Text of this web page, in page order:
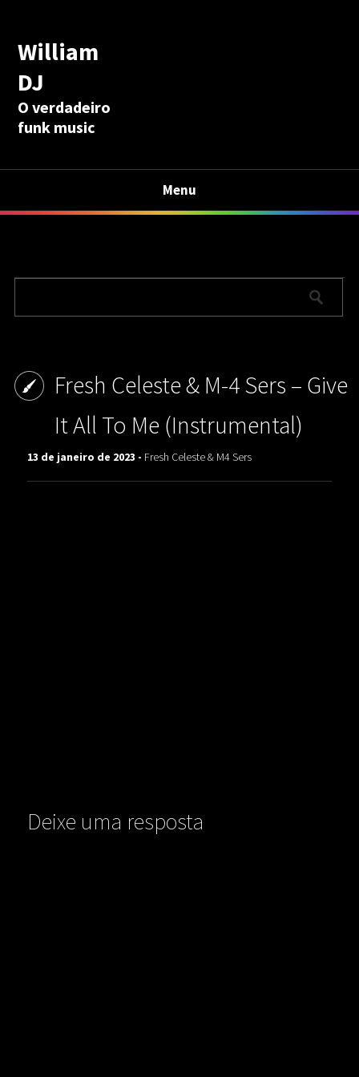
William
DJ
O verdadeiro
funk music
Menu
Fresh Celeste & M-4 Sers ‎– Give
It All To Me (Instrumental)
13 de janeiro de 2023 - Fresh Celeste & M4 Sers
Deixe uma resposta